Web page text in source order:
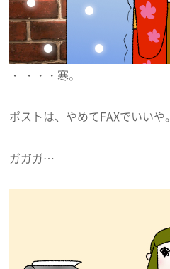
・ ・・・寒。
ポストは、やめてFAXでいいや。
ガガガ…